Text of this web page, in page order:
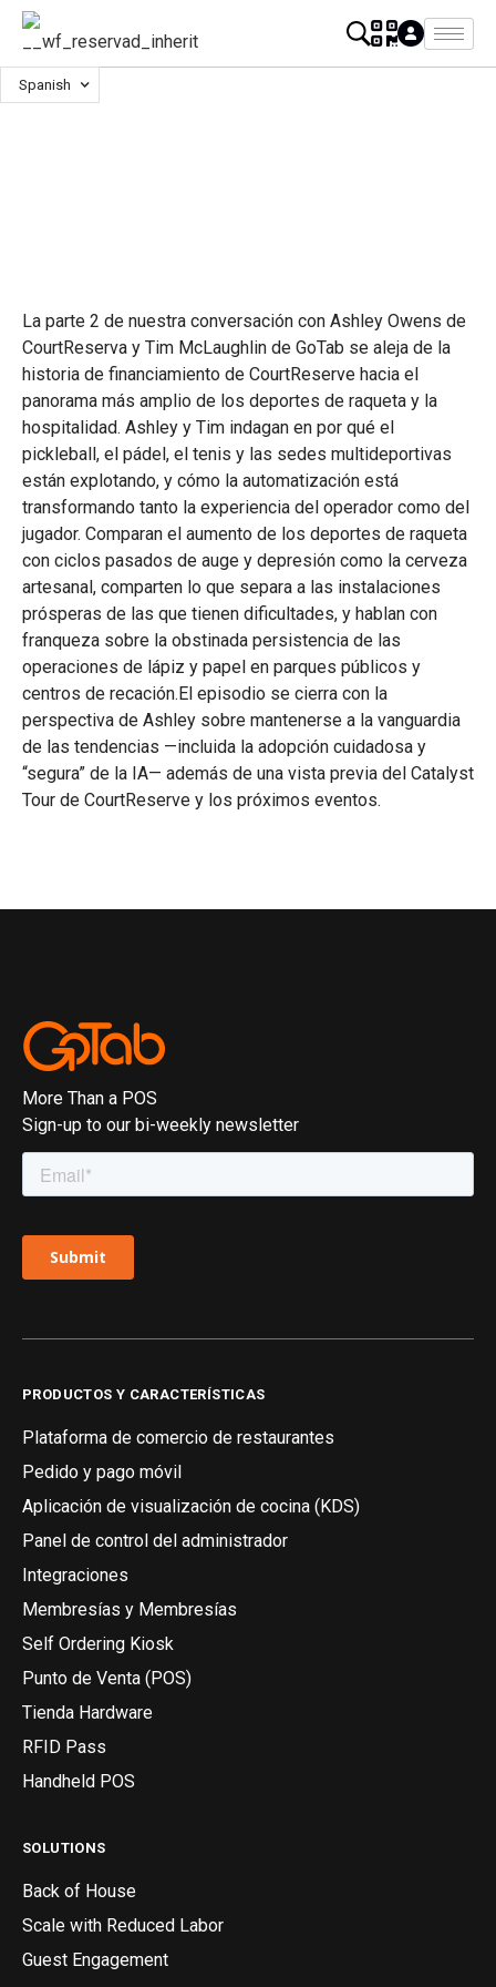
Spanish
La parte 2 de nuestra conversación con Ashley Owens de
CourtReserva y Tim McLaughlin de GoTab se aleja de la
historia de financiamiento de CourtReserve hacia el
panorama más amplio de los deportes de raqueta y la
hospitalidad. Ashley y Tim indagan en por qué el
pickleball, el pádel, el tenis y las sedes multideportivas
están explotando, y cómo la automatización está
transformando tanto la experiencia del operador como del
jugador. Comparan el aumento de los deportes de raqueta
con ciclos pasados de auge y depresión como la cerveza
artesanal, comparten lo que separa a las instalaciones
prósperas de las que tienen dificultades, y hablan con
franqueza sobre la obstinada persistencia de las
operaciones de lápiz y papel en parques públicos y
centros de recación.El episodio se cierra con la
perspectiva de Ashley sobre mantenerse a la vanguardia
de las tendencias —incluida la adopción cuidadosa y
“segura” de la IA— además de una vista previa del Catalyst
Tour de CourtReserve y los próximos eventos.
More Than a POS
Sign-up to our bi-weekly newsletter
PRODUCTOS Y CARACTERÍSTICAS
Plataforma de comercio de restaurantes
Pedido y pago móvil
Aplicación de visualización de cocina (KDS)
Panel de control del administrador
Integraciones
Membresías y Membresías
Self Ordering Kiosk
Punto de Venta (POS)
Tienda Hardware
RFID Pass
Handheld POS
SOLUTIONS
Back of House
Scale with Reduced Labor
Guest Engagement